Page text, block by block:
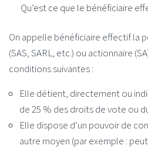
Qu’est ce que le bénéficiaire
On appelle bénéficiaire effectif la
(SAS, SARL, etc.) ou actionnaire
conditions suivantes :
Elle détient, directement ou
de25 % des droits de vote ou
Elle dispose d’un pouvoir de
autre moyen (par exemple :